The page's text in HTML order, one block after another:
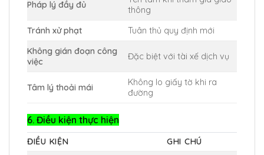
Pháp lý đầy đủ
thông
Tránh xử phạt
Tuân thủ quy định mới
Không gián đoạn công
việc
Đặc biệt với tài xế dịch vụ
Tâm lý thoải mái
Không lo giấy tờ khi ra
đường
6. Điều kiện thực hiện
ĐIỀU KIỆN
GHI CHÚ